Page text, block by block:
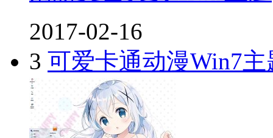
2017-02-16
3 可爱卡通动漫Win7主